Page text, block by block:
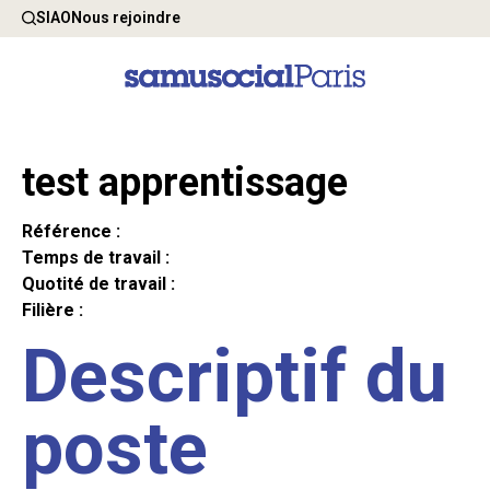
SIAONous rejoindre
test apprentissage
Référence :
Temps de travail :
Quotité de travail :
Filière :
Descriptif du
poste